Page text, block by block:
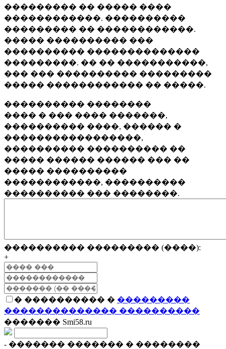
��������� �� ����� ����
������������. ����������
��������� �� ������������.
����� ���������� ���
���������� ��������������
���������. �� �� �����������,
��� ��� ���������� ���������
����� ������������ �� �����.
���������� ��������
���� � ��� ���� �������,
���������� ����, ������ �
�����������������,
���������� ���������� ��
����� ������ ������ ��� ��
����� ����������
������������, ����������
���������� ��� ��������.
���������� ��������� (����):
+
� ���������� � ���������
�������������� ����������
������� Smi58.ru
- ������� ������� � ��������